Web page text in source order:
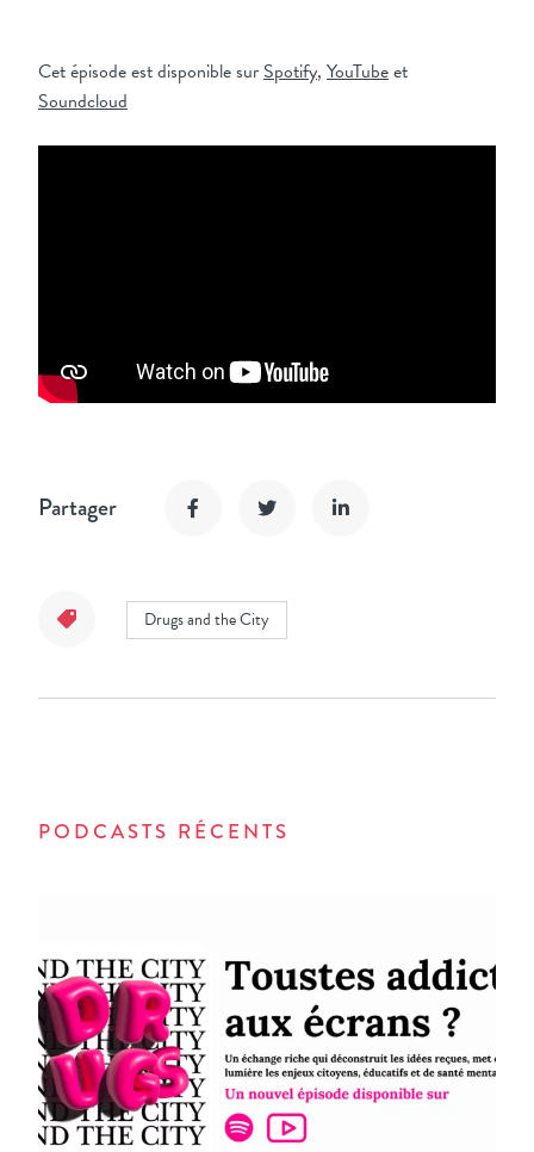
Cet épisode est disponible surSpotify, YouTubeet
Soundcloud
Partager
Drugs and the City
PODCASTS RÉCENTS